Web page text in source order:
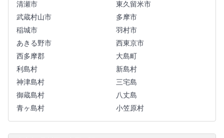
清瀬市
東久留米市
武蔵村山市
多摩市
稲城市
羽村市
あきる野市
西東京市
西多摩郡
大島町
利島村
新島村
神津島村
三宅島
御蔵島村
八丈島
青ヶ島村
小笠原村